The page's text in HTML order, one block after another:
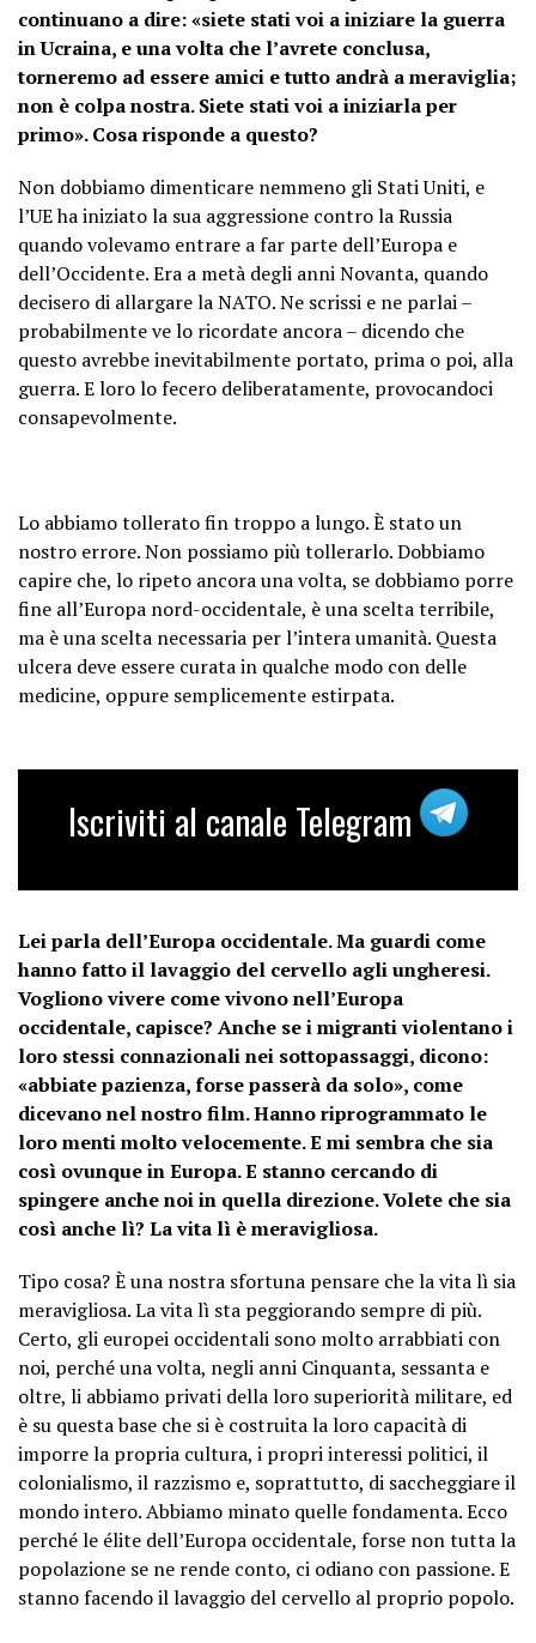
continuano a dire: «siete stati voi a iniziare la guerra
in Ucraina, e una volta che l’avrete conclusa,
torneremo ad essere amici e tutto andrà a meraviglia;
non è colpa nostra. Siete stati voi a iniziarla per
primo». Cosa risponde a questo?
Non dobbiamo dimenticare nemmeno gli Stati Uniti, e
l’UE ha iniziato la sua aggressione contro la Russia
quando volevamo entrare a far parte dell’Europa e
dell’Occidente. Era a metà degli anni Novanta, quando
decisero di allargare la NATO. Ne scrissi e ne parlai –
probabilmente ve lo ricordate ancora – dicendo che
questo avrebbe inevitabilmente portato, prima o poi, alla
guerra. E loro lo fecero deliberatamente, provocandoci
consapevolmente.
Lo abbiamo tollerato fin troppo a lungo. È stato un
nostro errore. Non possiamo più tollerarlo. Dobbiamo
capire che, lo ripeto ancora una volta, se dobbiamo porre
fine all’Europa nord-occidentale, è una scelta terribile,
ma è una scelta necessaria per l’intera umanità. Questa
ulcera deve essere curata in qualche modo con delle
medicine, oppure semplicemente estirpata.
Iscriviti al canale Telegram
Lei parla dell’Europa occidentale. Ma guardi come
hanno fatto il lavaggio del cervello agli ungheresi.
Vogliono vivere come vivono nell’Europa
occidentale, capisce? Anche se i migranti violentano i
loro stessi connazionali nei sottopassaggi, dicono:
«abbiate pazienza, forse passerà da solo», come
dicevano nel nostro film. Hanno riprogrammato le
loro menti molto velocemente. E mi sembra che sia
così ovunque in Europa. E stanno cercando di
spingere anche noi in quella direzione. Volete che sia
così anche lì? La vita lì è meravigliosa.
Tipo cosa? È una nostra sfortuna pensare che la vita lì sia
meravigliosa. La vita lì sta peggiorando sempre di più.
Certo, gli europei occidentali sono molto arrabbiati con
noi, perché una volta, negli anni Cinquanta, sessanta e
oltre, li abbiamo privati ​​della loro superiorità militare, ed
è su questa base che si è costruita la loro capacità di
imporre la propria cultura, i propri interessi politici, il
colonialismo, il razzismo e, soprattutto, di saccheggiare il
mondo intero. Abbiamo minato quelle fondamenta. Ecco
perché le élite dell’Europa occidentale, forse non tutta la
popolazione se ne rende conto, ci odiano con passione. E
stanno facendo il lavaggio del cervello al proprio popolo.